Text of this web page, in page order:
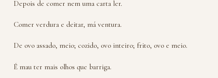
Depois de comer nem uma carta ler.
Comer verdura e deitar, má ventura.
De ovo assado, meio; cozido, ovo inteiro; frito, ovo e meio.
É mau ter mais olhos que barriga.